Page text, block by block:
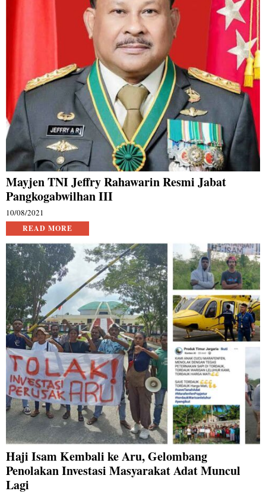
Mayjen TNI Jeffry Rahawarin Resmi Jabat
Pangkogabwilhan III
10/08/2021
READ MORE
Haji Isam Kembali ke Aru, Gelombang
Penolakan Investasi Masyarakat Adat Muncul
Lagi